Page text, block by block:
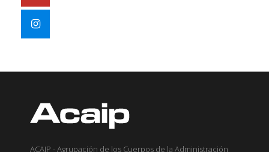
ACAIP - Agrupación de los Cuerpos de la Administración